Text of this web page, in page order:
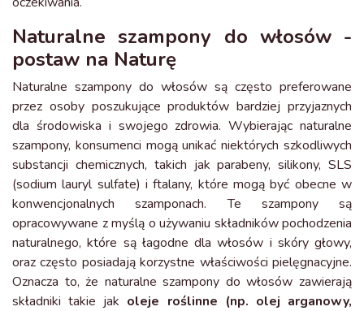
Naturalne szampony do włosów -
postaw na Naturę
Naturalne szampony do włosów są często preferowane
przez osoby poszukujące produktów bardziej przyjaznych
dla środowiska i swojego zdrowia. Wybierając naturalne
szampony, konsumenci mogą unikać niektórych szkodliwych
substancji chemicznych, takich jak parabeny, silikony, SLS
(sodium lauryl sulfate) i ftalany, które mogą być obecne w
konwencjonalnych szamponach. Te szampony są
opracowywane z myślą o używaniu składników pochodzenia
naturalnego, które są łagodne dla włosów i skóry głowy,
oraz często posiadają korzystne właściwości pielęgnacyjne.
Oznacza to, że naturalne szampony do włosów zawierają
składniki takie jak oleje roślinne (np. olej arganowy,